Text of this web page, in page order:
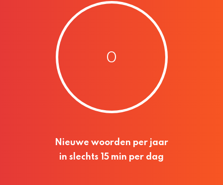
0
Nieuwe woorden per jaar
in slechts 15 min per dag